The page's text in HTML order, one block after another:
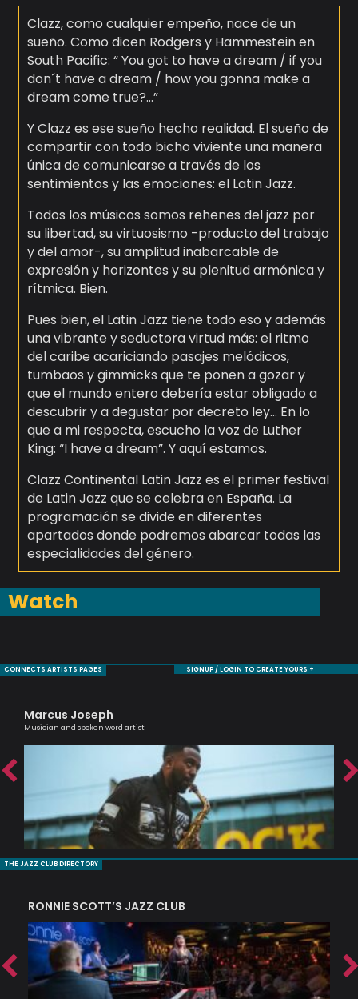
Clazz, como cualquier empeño, nace de un
sueño. Como dicen Rodgers y Hammestein en
South Pacific: “ You got to have a dream / if you
don´t have a dream / how you gonna make a
dream come true?…”
Y Clazz es ese sueño hecho realidad. El sueño de
compartir con todo bicho viviente una manera
única de comunicarse a través de los
sentimientos y las emociones: el Latin Jazz.
Todos los músicos somos rehenes del jazz por
su libertad, su virtuosismo -producto del trabajo
y del amor-, su amplitud inabarcable de
expresión y horizontes y su plenitud armónica y
rítmica. Bien.
Pues bien, el Latin Jazz tiene todo eso y además
una vibrante y seductora virtud más: el ritmo
del caribe acariciando pasajes melódicos,
tumbaos y gimmicks que te ponen a gozar y
que el mundo entero debería estar obligado a
descubrir y a degustar por decreto ley… En lo
que a mi respecta, escucho la voz de Luther
King: “I have a dream”. Y aquí estamos.
Clazz Continental Latin Jazz es el primer festival
de Latin Jazz que se celebra en España. La
programación se divide en diferentes
apartados donde podremos abarcar todas las
especialidades del género.
Watch
CONNECTS ARTISTS PAGES SIGNUP / LOGIN TO CREATE YOURS +
Marcus Joseph
Musician and spoken word artist
THE JAZZ CLUB DIRECTORY
RONNIE SCOTT’S JAZZ CLUB